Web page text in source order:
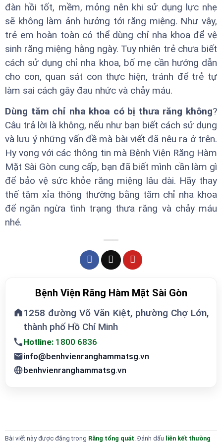
đàn hồi tốt, mềm, mỏng nên khi sử dụng lực nhẹ
sẽ không làm ảnh hưởng tới răng miệng. Như vậy,
trẻ em hoàn toàn có thể dùng chỉ nha khoa để vệ
sinh răng miệng hằng ngày. Tuy nhiên trẻ chưa biết
cách sử dụng chỉ nha khoa, bố mẹ cần hướng dẫn
cho con, quan sát con thực hiện, tránh để trẻ tự
làm sai cách gây đau nhức và chảy máu.
Dùng tăm chỉ nha khoa có bị thưa răng không?
Câu trả lời là không, nếu như bạn biết cách sử dụng
và lưu ý những vấn đề mà bài viết đã nêu ra ở trên.
Hy vọng với các thông tin mà Bệnh Viện Răng Hàm
Mặt Sài Gòn cung cấp, bạn đã biết mình cần làm gì
để bảo vệ sức khỏe răng miệng lâu dài. Hãy thay
thế tăm xỉa thông thường bằng tăm chỉ nha khoa
để ngăn ngừa tình trạng thưa răng và chảy máu
nhé.
Bệnh Viện Răng Hàm Mặt Sài Gòn
1258 đường Võ Văn Kiệt, phường Chợ Lớn,
thành phố Hồ Chí Minh
Hotline: 1800 6836
info@benhvienranghammatsg.vn
benhvienranghammatsg.vn
Bài viết này được đăng trong Răng tổng quát. Đánh dấu liên kết thường